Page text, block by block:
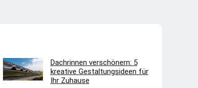
Dachrinnen verschönern: 5
kreative Gestaltungsideen für
Ihr Zuhause